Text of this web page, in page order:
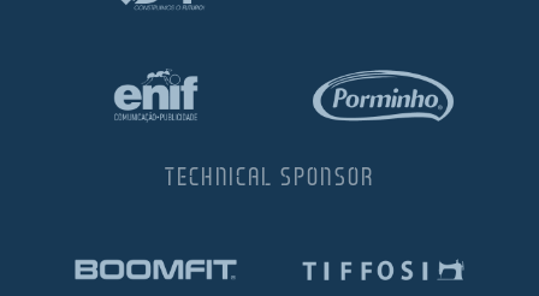
TECHNICAL SPONSOR